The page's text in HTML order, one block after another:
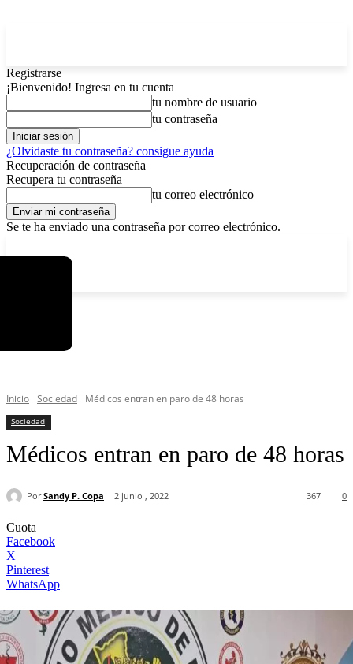
Registrarse
¡Bienvenido! Ingresa en tu cuenta
tu nombre de usuario
tu contraseña
¿Olvidaste tu contraseña? consigue ayuda
Recuperación de contraseña
Recupera tu contraseña
tu correo electrónico
Se te ha enviado una contraseña por correo electrónico.
Inicio Sociedad Médicos entran en paro de 48 horas
Sociedad
Médicos entran en paro de 48 horas
Por Sandy P. Copa 2 junio , 2022 0
367
Cuota
Facebook
X
Pinterest
WhatsApp